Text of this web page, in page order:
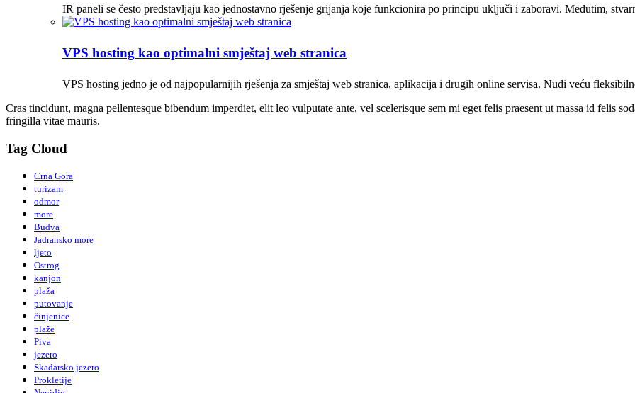
IR paneli se često predstavljaju kao jednostavno rješenje grijanja koje funkcionira po principu uključi i zaboravi. Međutim,
VPS hosting kao optimalni smještaj web stranica
VPS hosting jedno je od najpopularnijih rješenja za smještaj web stranica, aplikacija i drugih online servisa. Nudi veću
Cras tincidunt, magna pellentesque bibendum imperdiet, elit leo vulputate ante, vel scelerisque sem mi eget felis praesent ut massa id felis
fringilla vitae mauris.
Tag Cloud
Crna Gora
turizam
odmor
more
Budva
Jadransko more
ljeto
Ostrog
kanjon
plaža
putovanje
činjenice
plaže
Piva
jezero
Skadarsko jezero
Prokletije